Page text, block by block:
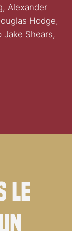
Alexander
Hodge,
Jake Shears,
le